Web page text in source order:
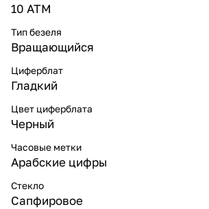
10 ATM
Тип безеля
Вращающийся
Циферблат
Гладкий
Цвет циферблата
Черный
Часовые метки
Арабские цифры
Стекло
Сапфировое